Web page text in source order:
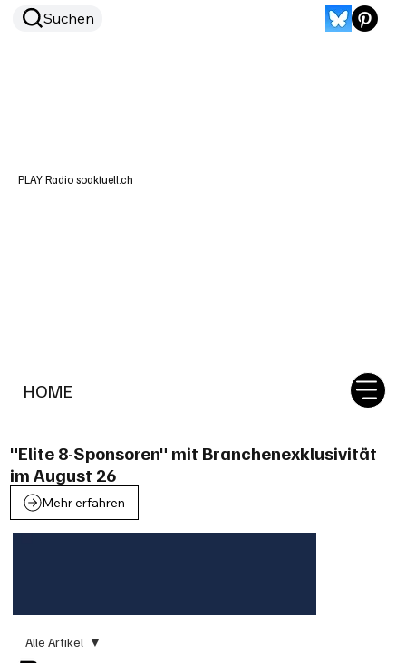
HOME
Suchen
PLAY Radio soaktuell.ch
"Elite 8-Sponsoren" mit Branchenexklusivität
im August 26
Mehr erfahren
Alle Artikel